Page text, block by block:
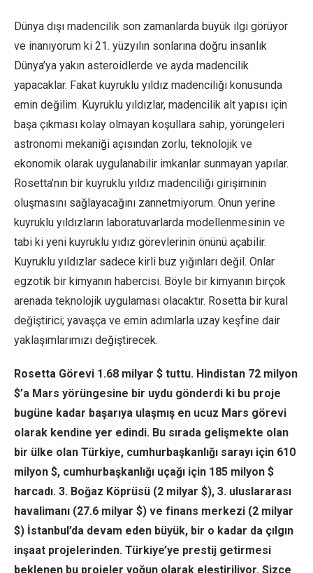
Dünya dışı madencilik son zamanlarda büyük ilgi görüyor
ve inanıyorum ki 21. yüzyılın sonlarına doğru insanlık
Dünya’ya yakın asteroidlerde ve ayda madencilik
yapacaklar. Fakat kuyruklu yıldız madenciliği konusunda
emin değilim. Kuyruklu yıldızlar, madencilik alt yapısı için
başa çıkması kolay olmayan koşullara sahip, yörüngeleri
astronomi mekaniği açısından zorlu, teknolojik ve
ekonomik olarak uygulanabilir imkanlar sunmayan yapılar.
Rosetta’nın bir kuyruklu yıldız madenciliği girişiminin
oluşmasını sağlayacağını zannetmiyorum. Onun yerine
kuyruklu yıldızların laboratuvarlarda modellenmesinin ve
tabi ki yeni kuyruklu yıdız görevlerinin önünü açabilir.
Kuyruklu yıldızlar sadece kirli buz yığınları değil. Onlar
egzotik bir kimyanın habercisi. Böyle bir kimyanın birçok
arenada teknolojik uygulaması olacaktır. Rosetta bir kural
değiştirici; yavaşça ve emin adımlarla uzay keşfine dair
yaklaşımlarımızı değiştirecek.
Rosetta Görevi 1.68 milyar $ tuttu. Hindistan 72 milyon
$’a Mars yörüngesine bir uydu gönderdi ki bu proje
bugüne kadar başarıya ulaşmış en ucuz Mars görevi
olarak kendine yer edindi. Bu sırada gelişmekte olan
bir ülke olan Türkiye, cumhurbaşkanlığı sarayı için 610
milyon $, cumhurbaşkanlığı uçağı için 185 milyon $
harcadı. 3. Boğaz Köprüsü (2 milyar $), 3. uluslararası
havalimanı (27.6 milyar $) ve finans merkezi (2 milyar
$) İstanbul’da devam eden büyük, bir o kadar da çılgın
inşaat projelerinden. Türkiye’ye prestij getirmesi
beklenen bu projeler yoğun olarak eleştiriliyor. Sizce